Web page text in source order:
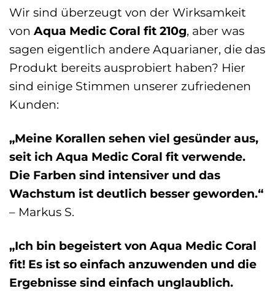
Wir sind überzeugt von der Wirksamkeit
von Aqua Medic Coral fit 210g, aber was
sagen eigentlich andere Aquarianer, die das
Produkt bereits ausprobiert haben? Hier
sind einige Stimmen unserer zufriedenen
Kunden:
„Meine Korallen sehen viel gesünder aus,
seit ich Aqua Medic Coral fit verwende.
Die Farben sind intensiver und das
Wachstum ist deutlich besser geworden.“
– Markus S.
„Ich bin begeistert von Aqua Medic Coral
fit! Es ist so einfach anzuwenden und die
Ergebnisse sind einfach unglaublich.